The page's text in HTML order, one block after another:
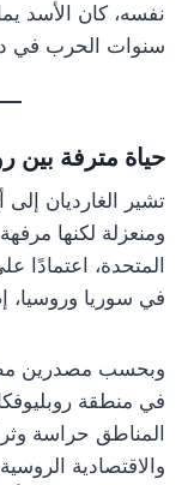
نفسه، كان الأسد
سنوات الحرب في
حياة مترفة بين
تشير الغارديان
ومنعزلة لكنها
المتحدة، اعتمادًا
في سوريا وروسيا،
وبحسب مصدرين
في منطقة
المناطق حراسة
والاقتصادية